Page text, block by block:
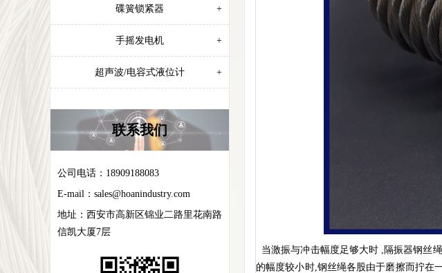
碟簧锁紧器 +
手摇发电机 +
超声波/电容式液位计 +
联系我们
公司电话：18909188083
E-mail： sales@hoanindustry.com
地址： 西安市高新区锦业二路里花南路
信凯大厦7层
当激振与冲击幅度足够大时 ,隔振器钢丝
的幅度较小时,钢丝绳各股由于磨擦而拧在